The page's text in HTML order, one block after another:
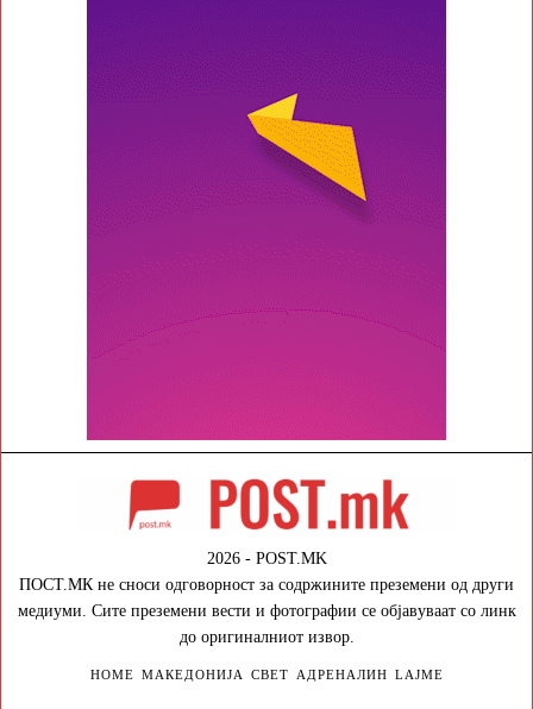
2026 - POST.MK
ПОСТ.МК не сноси одговорност за содржините преземени од други
медиуми. Сите преземени вести и фотографии се објавуваат со линк
до оригиналниот извор.
HOME МАКЕДОНИЈА СВЕТ АДРЕНАЛИН LAJME